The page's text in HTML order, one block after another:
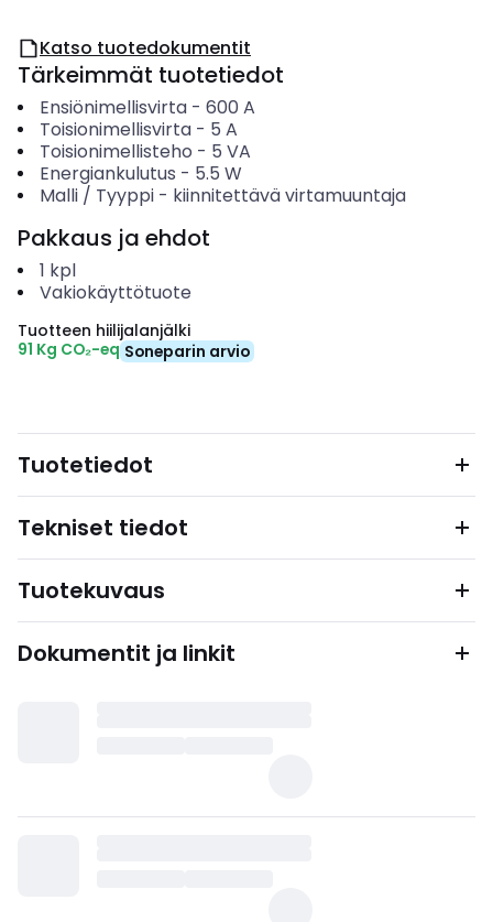
Katso tuotedokumentit
Tärkeimmät tuotetiedot
Ensiönimellisvirta- 600 A
Toisionimellisvirta- 5 A
Toisionimellisteho - 5 VA
Energiankulutus - 5.5 W
Malli / Tyyppi- kiinnitettävä virtamuuntaja
Pakkaus ja ehdot
1 kpl
Vakiokäyttötuote
Tuotteen hiilijalanjälki
91 Kg CO₂-eq Soneparin arvio
Tuotetiedot
Tekniset tiedot
Tuotekuvaus
Dokumentit ja linkit